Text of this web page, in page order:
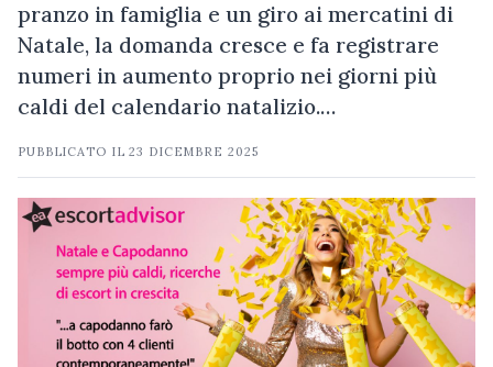
pranzo in famiglia e un giro ai mercatini di
Natale, la domanda cresce e fa registrare
numeri in aumento proprio nei giorni più
caldi del calendario natalizio.…
PUBBLICATO IL23 DICEMBRE 2025